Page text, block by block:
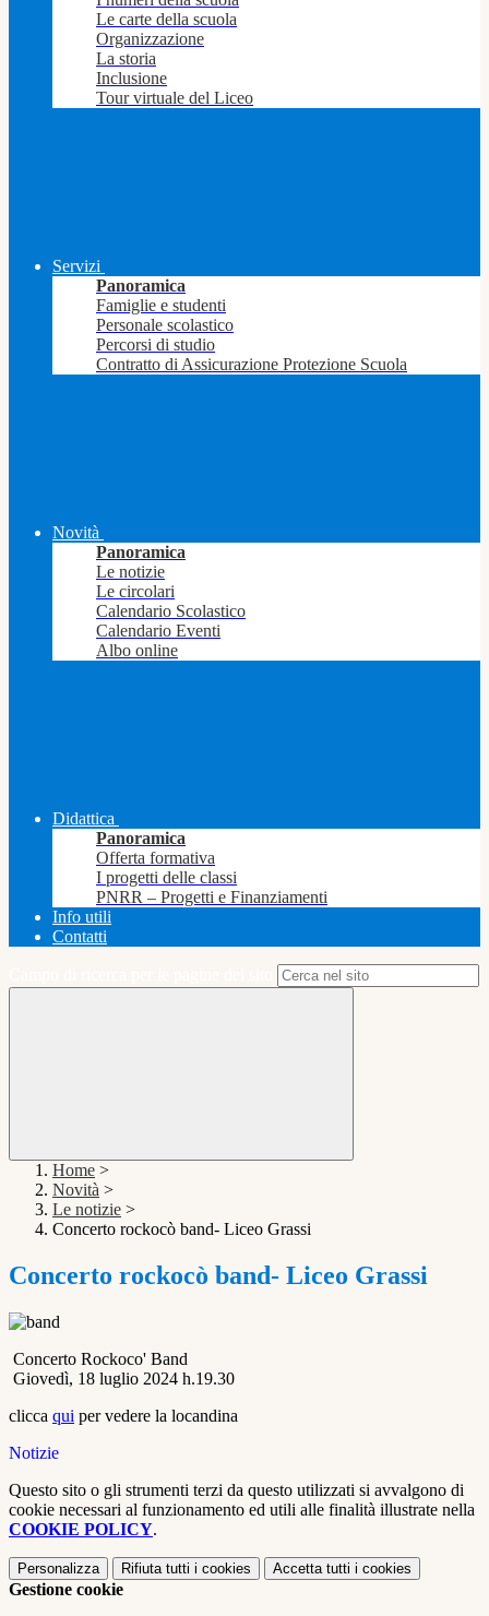
Le carte della scuola
Organizzazione
La storia
Inclusione
Tour virtuale del Liceo
Servizi
Panoramica
Famiglie e studenti
Personale scolastico
Percorsi di studio
Contratto di Assicurazione Protezione Scuola
Novità
Panoramica
Le notizie
Le circolari
Calendario Scolastico
Calendario Eventi
Albo online
Didattica
Panoramica
Offerta formativa
I progetti delle classi
PNRR – Progetti e Finanziamenti
Info utili
Contatti
Home >
Novità >
Le notizie >
Concerto rockocò band- Liceo Grassi
Concerto rockocò band- Liceo Grassi
Concerto Rockoco' Band
Giovedì, 18 luglio 2024 h.19.30
clicca qui per vedere la locandina
Notizie
Questo sito o gli strumenti terzi da questo utilizzati si avvalgono di
cookie necessari al funzionamento ed utili alle finalità illustrate nella
COOKIE POLICY.
Personalizza Rifiuta tutti i cookies Accetta tutti i cookies
Gestione cookie